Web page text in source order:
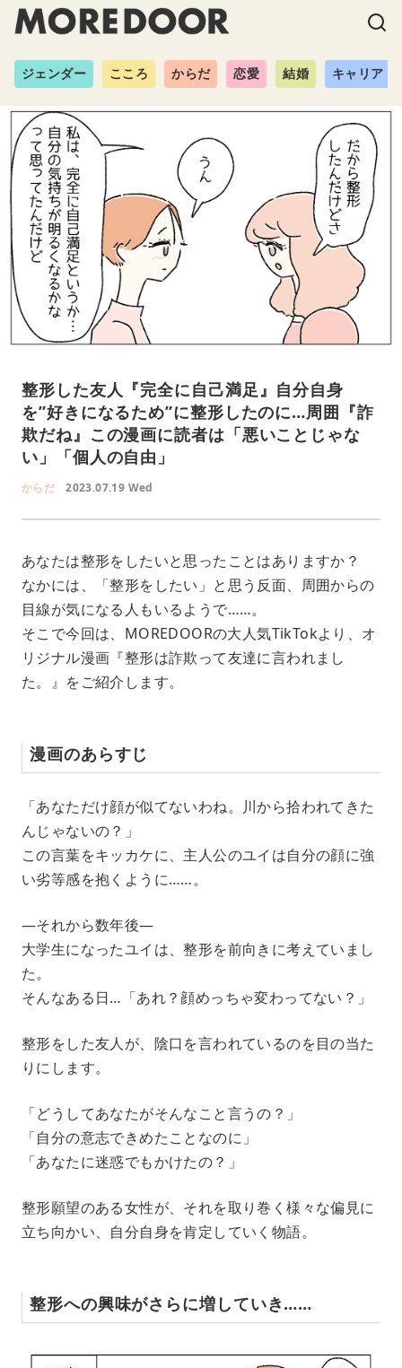
ジェンダー こころ からだ 恋愛 結婚 キャリア
整形した友人『完全に自己満足』自分自身
を”好きになるため”に整形したのに…周囲『詐
欺だね』この漫画に読者は「悪いことじゃな
い」「個人の自由」
からだ 2023.07.19 Wed
あなたは整形をしたいと思ったことはありますか？
なかには、「整形をしたい」と思う反面、周囲からの
目線が気になる人もいるようで……。
そこで今回は、MOREDOORの大人気TikTokより、オ
リジナル漫画『整形は詐欺って友達に言われまし
た。』をご紹介します。
漫画のあらすじ
「あなただけ顔が似てないわね。川から拾われてきた
んじゃないの？」
この言葉をキッカケに、主人公のユイは自分の顔に強
い劣等感を抱くように……。
―それから数年後―
大学生になったユイは、整形を前向きに考えていまし
た。
そんなある日…「あれ？顔めっちゃ変わってない？」
整形をした友人が、陰口を言われているのを目の当た
りにします。
「どうしてあなたがそんなこと言うの？」
「自分の意志できめたことなのに」
「あなたに迷惑でもかけたの？」
整形願望のある女性が、それを取り巻く様々な偏見に
立ち向かい、自分自身を肯定していく物語。
整形への興味がさらに増していき……